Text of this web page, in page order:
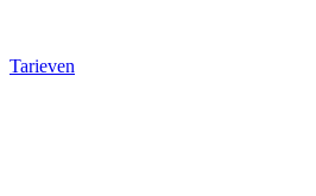
Tarieven